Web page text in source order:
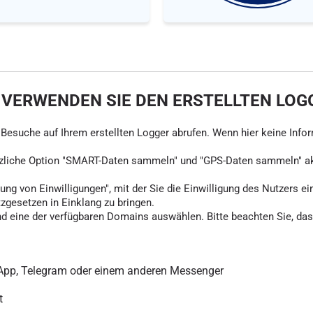
SIE DEN ERSTELLTEN
auf Ihrem erstellten Logger abrufen. Wenn hier keine
Option "SMART-Daten sammeln" und "GPS-Daten
von Einwilligungen", mit der Sie die Einwilligung des Nutzers
in Einklang zu bringen.
eine der verfügbaren Domains auswählen. Bitte beachten Sie,
Telegram oder einem anderen Messenger